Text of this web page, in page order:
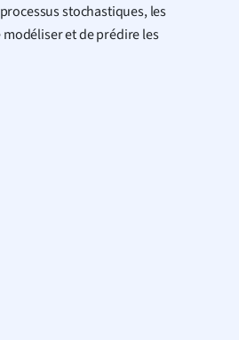
stochastiques, les
et de prédire les